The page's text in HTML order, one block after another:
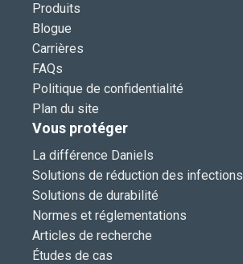
Produits
Blogue
Carrières
FAQs
Politique de confidentialité
Plan du site
Vous protéger
La différence Daniels
Solutions de réduction des infections
Solutions de durabilité
Normes et réglementations
Articles de recherche
Études de cas